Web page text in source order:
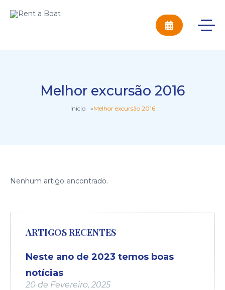
Melhor excursão 2016
Início »Melhor excursão 2016
Nenhum artigo encontrado.
ARTIGOS RECENTES
Neste ano de 2023 temos boas
notícias
20 de Fevereiro, 2025